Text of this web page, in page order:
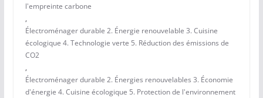
l'empreinte carbone
,
Électroménager durable 2. Énergie renouvelable 3. Cuisine
écologique 4. Technologie verte 5. Réduction des émissions de
CO2
,
Électroménager durable 2. Énergies renouvelables 3. Économie
d'énergie 4. Cuisine écologique 5. Protection de l'environnement